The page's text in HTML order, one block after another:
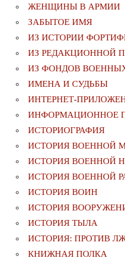
ЖЕНЩИНЫ В АРМИИ
ЗАБЫТОЕ ИМЯ
ИЗ ИСТОРИИ
ИЗ РЕДАКЦИОННОЙ
ИЗ ФОНДОВ
ИМЕНА И СУДЬБЫ
ИНТЕРНЕТ-
ИНФОРМАЦИОННОЕ
ИСТОРИОГРАФИЯ
ИСТОРИЯ ВОЕННОЙ
ИСТОРИЯ ВОЕННОЙ
ИСТОРИЯ ВОЕННОЙ
ИСТОРИЯ ВОИН
ИСТОРИЯ
ИСТОРИЯ ТЫЛА
ИСТОРИЯ: ПРОТИВ
КНИЖНАЯ ПОЛКА